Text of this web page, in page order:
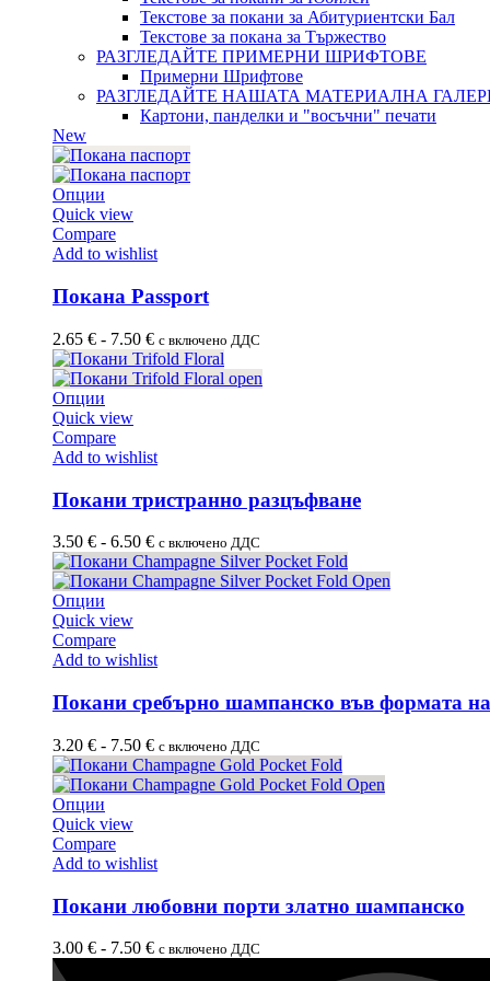
Текстове за покани за Абитуриентски Бал
Текстове за покана за Тържество
РАЗГЛЕДАЙТЕ ПРИМЕРНИ ШРИФТОВЕ
Примерни Шрифтове
РАЗГЛЕДАЙТЕ НАШАТА МАТЕРИАЛНА
Картони, панделки и "восъчни" печати
New
Опции
Quick view
Compare
Add to wishlist
Покана Passport
2.65 € - 7.50 € с включено ДДС
Опции
Quick view
Compare
Add to wishlist
Покани тристранно разцъфване
3.50 € - 6.50 € с включено ДДС
Опции
Quick view
Compare
Add to wishlist
Покани сребърно шампанско във формата
3.20 € - 7.50 € с включено ДДС
Опции
Quick view
Compare
Add to wishlist
Покани любовни порти златно шампанско
3.00 € - 7.50 € с включено ДДС